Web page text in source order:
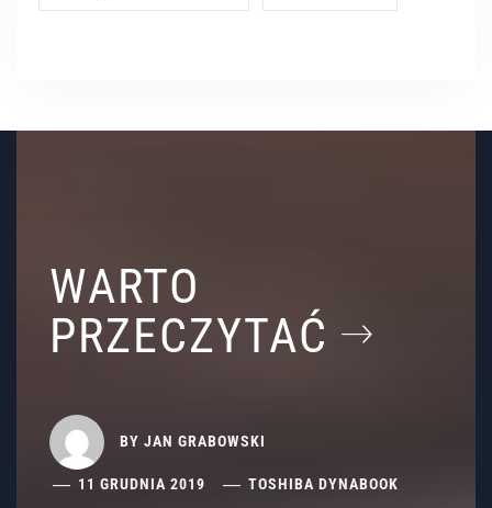
WARTO
PRZECZYTAĆ
BY JAN GRABOWSKI
11 GRUDNIA 2019 TOSHIBA DYNABOOK